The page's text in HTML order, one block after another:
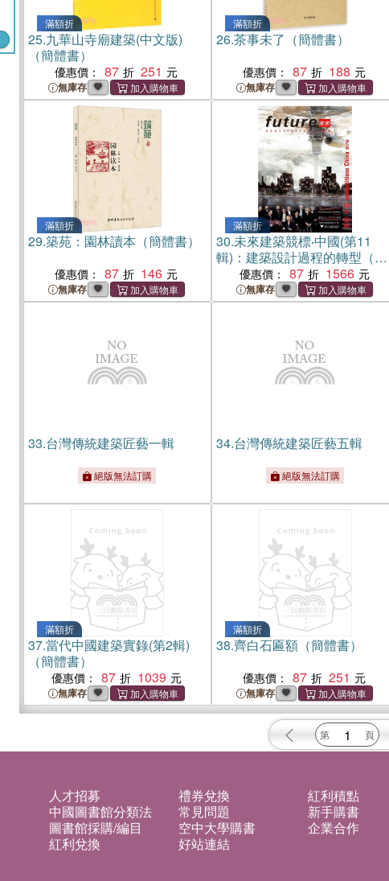
滿額折
25.九華山寺廟建築(中文版)
（簡體書）
優惠價： 87 251
無庫存
滿額折
26.茶事未了（簡體書）
優惠價： 87 188
無庫存
滿額折
29.築苑：園林讀本（簡體書）
優惠價： 87 146
無庫存
滿額折
30.未來建築競標‧中國(第11
輯)：建築設計過程的轉型（簡
體書）優惠價： 87 1566
無庫存
33.台灣傳統建築匠藝一輯
絕版無法訂購
34.台灣傳統建築匠藝五輯
絕版無法訂購
滿額折
37.當代中國建築實錄(第2輯)
（簡體書）
優惠價： 87 1039
無庫存
滿額折
38.齊白石匾額（簡體書）
優惠價： 87 251
無庫存
人才招募 禮券兌換
紅利積點
中國圖書館分類法 常見問題
新手購書
圖書館採購/編目 空中大學購書
企業合作
紅利兌換 好站連結